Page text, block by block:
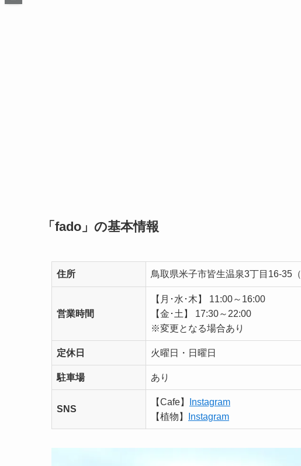
「fado」の基本情報
住所 鳥取県米子市皆生温泉3丁目16-35（
営業時間
【月･水･木】 11:00～16:00
【金･土】 17:30～22:00
※変更となる場合あり
定休日 火曜日・日曜日
駐車場 あり
SNS
【Cafe】
Instagram
【植物】
Instagram